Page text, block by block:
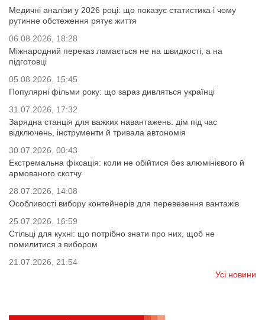
Медичні аналізи у 2026 році: що показує статистика і чому
рутинне обстеження рятує життя
06.08.2026, 18:28
Міжнародний переказ ламається не на швидкості, а на
підготовці
05.08.2026, 15:45
Популярні фільми року: що зараз дивляться українці
31.07.2026, 17:32
Зарядна станція для важких навантажень: дім під час
відключень, інструменти й тривала автономія
30.07.2026, 00:43
Екстремальна фіксація: коли не обійтися без алюмінієвого й
армованого скотчу
28.07.2026, 14:08
Особливості вибору контейнерів для перевезення вантажів
25.07.2026, 16:59
Стільці для кухні: що потрібно знати про них, щоб не
помилитися з вибором
21.07.2026, 21:54
Усі новини